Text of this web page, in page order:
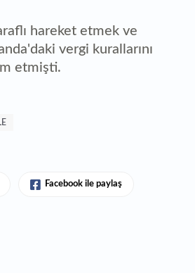
hareket etmek ve
vergi kurallarını
etmişti.
Facebook ile paylaş